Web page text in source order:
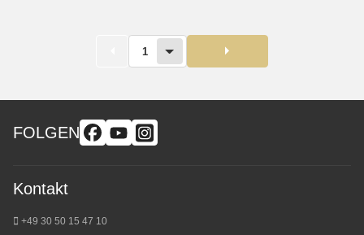
1
FOLGEN
Kontakt
+49 30 50 15 47 10